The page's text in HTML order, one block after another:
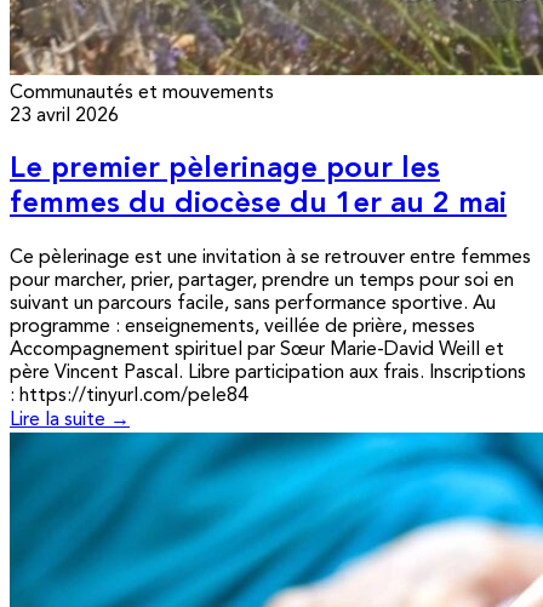
Communautés et mouvements
23 avril 2026
Le premier pèlerinage pour les
femmes du diocèse du 1er au 2 mai
Ce pèlerinage est une invitation à se retrouver entre femmes
pour marcher, prier, partager, prendre un temps pour soi en
suivant un parcours facile, sans performance sportive. Au
programme : enseignements, veillée de prière, messes
Accompagnement spirituel par Sœur Marie-David Weill et
père Vincent Pascal. Libre participation aux frais. Inscriptions
: https://tinyurl.com/pele84
Lire la suite →